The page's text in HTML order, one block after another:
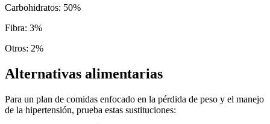
Carbohidratos: 50%
Fibra: 3%
Otros: 2%
Alternativas alimentarias
Para un plan de comidas enfocado en la pérdida de peso y el manejo
de la hipertensión, prueba estas sustituciones: